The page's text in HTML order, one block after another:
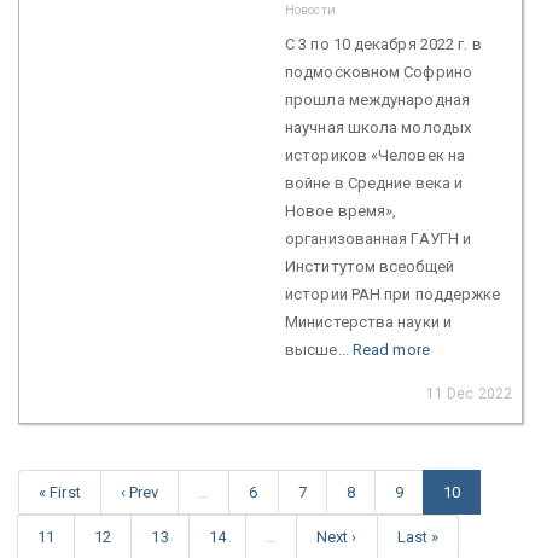
Новости
С 3 по 10 декабря 2022 г. в
подмосковном Софрино
прошла международная
научная школа молодых
историков «Человек на
войне в Средние века и
Новое время»,
организованная ГАУГН и
Институтом всеобщей
истории РАН при поддержке
Министерства науки и
высше... Read more
11 Dec 2022
« First ‹ Prev 6 7 8 9 10
11 12 13 14 Next › Last »